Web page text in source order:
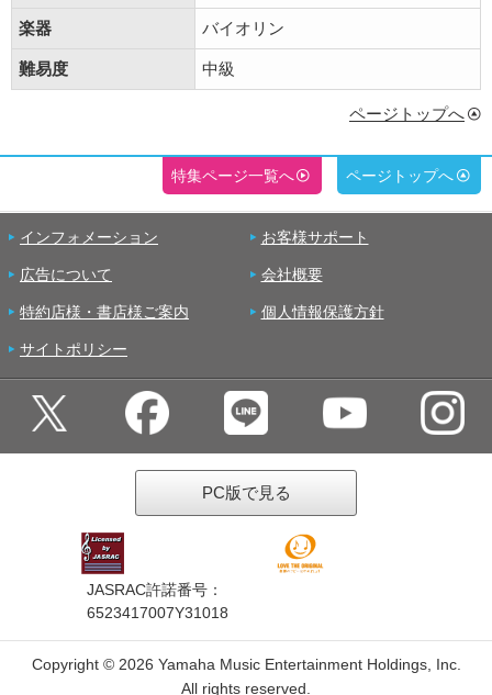
楽器 バイオリン
難易度 中級
ページトップへ
特集ページ一覧へ ページトップへ
インフォメーション お客様サポート
広告について 会社概要
特約店様・書店様ご案内 個人情報保護方針
サイトポリシー
PC版で見る
JASRAC許諾番号：
6523417007Y31018
Copyright © 2026 Yamaha Music Entertainment Holdings, Inc.
All rights reserved.